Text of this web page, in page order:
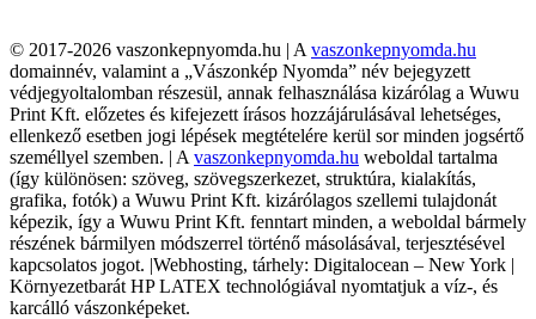
© 2017-2026 vaszonkepnyomda.hu | A vaszonkepnyomda.hu
domainnév, valamint a „Vászonkép Nyomda” név bejegyzett
védjegyoltalomban részesül, annak felhasználása kizárólag a Wuwu
Print Kft. előzetes és kifejezett írásos hozzájárulásával lehetséges,
ellenkező esetben jogi lépések megtételére kerül sor minden jogsértő
személlyel szemben. | A vaszonkepnyomda.hu weboldal tartalma
(így különösen: szöveg, szövegszerkezet, struktúra, kialakítás,
grafika, fotók) a Wuwu Print Kft. kizárólagos szellemi tulajdonát
képezik, így a Wuwu Print Kft. fenntart minden, a weboldal bármely
részének bármilyen módszerrel történő másolásával, terjesztésével
kapcsolatos jogot. |Webhosting, tárhely: Digitalocean – New York |
Környezetbarát HP LATEX technológiával nyomtatjuk a víz-, és
karcálló vászonképeket.